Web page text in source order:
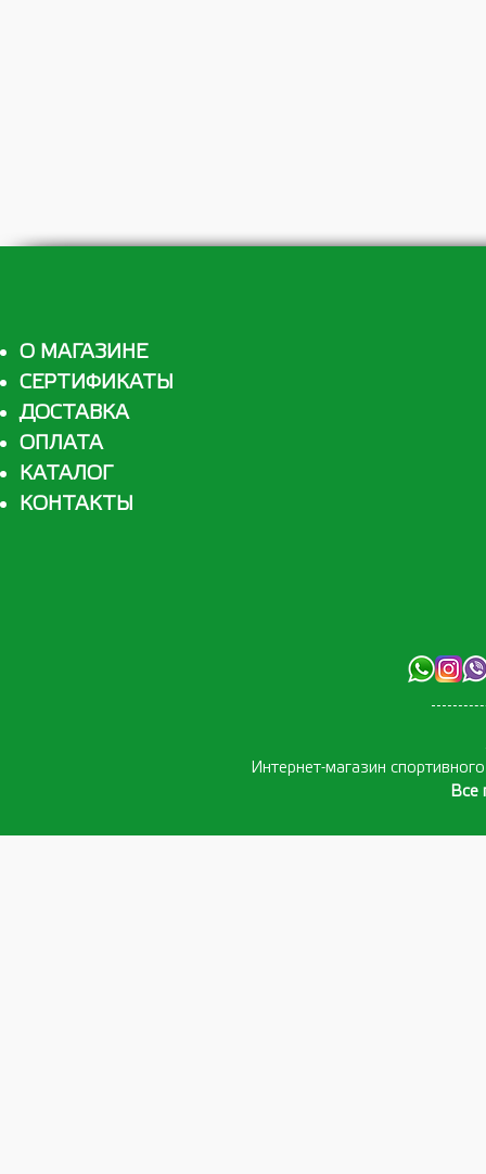
О МАГАЗИНЕ
СЕРТИФИКАТЫ
ДОСТАВКА
ОПЛАТА
КАТАЛОГ
КОНТАКТЫ
Интернет-магазин
Все